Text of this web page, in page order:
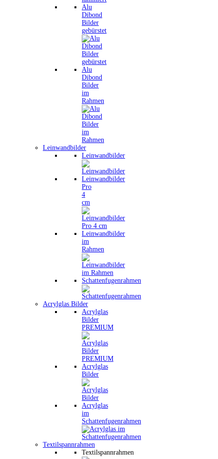
Alu
Dibond
Bilder
gebürstet
Alu
Dibond
Bilder
im
Rahmen
Leinwandbilder
Leinwandbilder
Leinwandbilder
Pro
4
cm
Leinwandbilder
im
Rahmen
Schattenfugenrahmen
Acrylglas Bilder
Acrylglas
Bilder
PREMIUM
Acrylglas
Bilder
Acrylglas
im
Schattenfugenrahmen
Textilspannrahmen
Textilspannrahmen